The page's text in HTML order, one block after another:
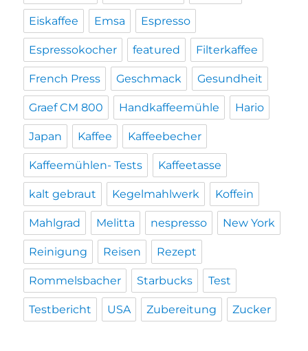
Eiskaffee Emsa Espresso
Espressokocher featured Filterkaffee
French Press Geschmack Gesundheit
Graef CM 800 Handkaffeemühle Hario
Japan Kaffee Kaffeebecher
Kaffeemühlen- Tests Kaffeetasse
kalt gebraut Kegelmahlwerk Koffein
Mahlgrad Melitta nespresso New York
Reinigung Reisen Rezept
Rommelsbacher Starbucks Test
Testbericht USA Zubereitung Zucker